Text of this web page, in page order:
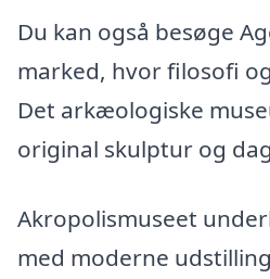
Du kan også besøge
marked, hvor filosofi
Det arkæologiske
original skulptur og
Akropolismuseet
med moderne